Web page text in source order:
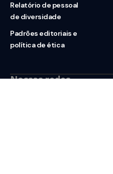
Relatório de pessoal
de diversidade
Padrões editoriais e
política de ética
Nossas redes